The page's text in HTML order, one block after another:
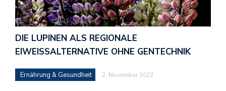
DIE LUPINEN ALS REGIONALE
EIWEISSALTERNATIVE OHNE GENTECHNIK
Ernährung & Gesundheit 2. November 2022